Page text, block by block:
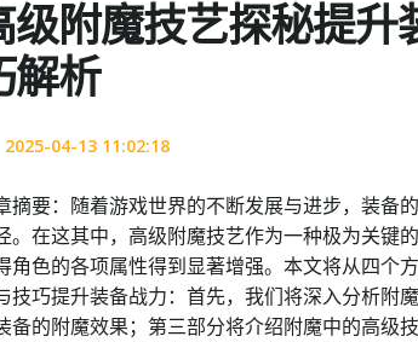
级附魔技艺探秘提升
解析
2025-04-13 11:02:18
摘要：随着游戏世界的不断发展与进步，装备
。在这其中，高级附魔技艺作为一种极为关键
角色的各项属性得到显著增强。本文将从四个
技巧提升装备战力：首先，我们将深入分析附
备的附魔效果；第三部分将介绍附魔中的高级